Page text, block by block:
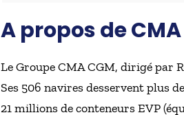
A propos de CMA
Le Groupe CMA CGM, dirigé par
Ses 506 navires desservent plus
21 millions de conteneurs EVP